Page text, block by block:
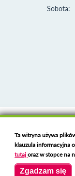
Sobota:
Deklaracja dostępności
Polski serwer RBL
Copyright 2023
Created byVOBACOM
Ta witryna używa
klauzula informacyjna
tutajoraz w stopce na
Zgadzam się